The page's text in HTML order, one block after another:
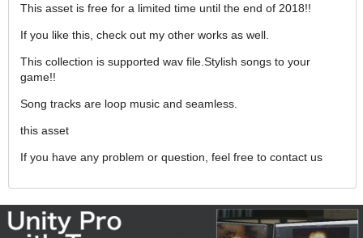
This asset is free for a limited time until the end of 2018!!
If you like this, check out my other works as well.
This collection is supported wav file.Stylish songs to your
game!!
Song tracks are loop music and seamless.
this asset
If you have any problem or question, feel free to contact us